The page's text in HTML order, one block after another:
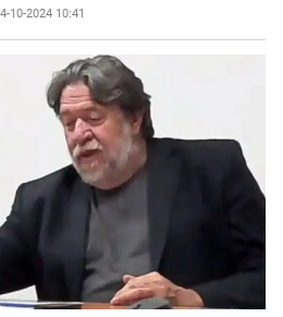
10-2024 10:41